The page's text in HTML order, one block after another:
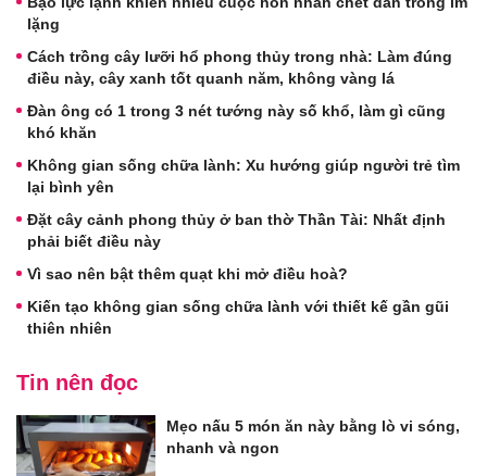
lặng
Cách trồng cây lưỡi hổ phong thủy trong nhà: Làm đúng
điều này, cây xanh tốt quanh năm, không vàng lá
Đàn ông có 1 trong 3 nét tướng này số khổ, làm gì cũng
khó khăn
Không gian sống chữa lành: Xu hướng giúp người trẻ tìm
lại bình yên
Đặt cây cảnh phong thủy ở ban thờ Thần Tài: Nhất định
phải biết điều này
Vì sao nên bật thêm quạt khi mở điều hoà?
Kiến tạo không gian sống chữa lành với thiết kế gần gũi
thiên nhiên
Tin nên đọc
Mẹo nấu 5 món ăn này bằng lò vi sóng,
nhanh và ngon